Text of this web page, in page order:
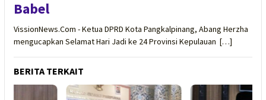
Babel
VissionNews.Com - Ketua DPRD Kota Pangkalpinang, Abang Herzha
mengucapkan Selamat Hari Jadi ke 24 Provinsi Kepulauan […]
BERITA TERKAIT